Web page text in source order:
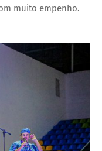
muito empenho.